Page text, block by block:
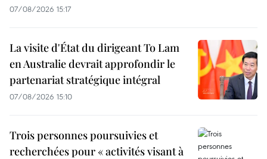
07/08/2026 15:17
La visite d'État du dirigeant To Lam
en Australie devrait approfondir le
partenariat stratégique intégral
07/08/2026 15:10
Trois personnes poursuivies et
recherchées pour « activités visant à